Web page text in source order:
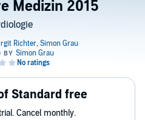
Medizin 2015
Standard free
Cancel monthly.